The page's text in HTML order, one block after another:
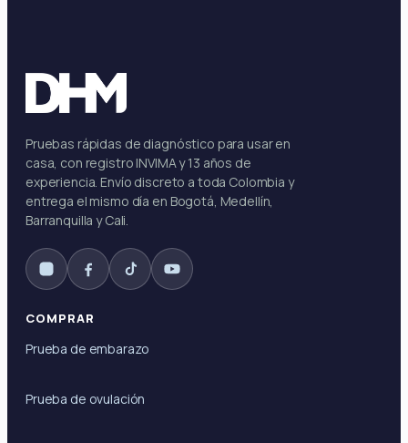
Pruebas rápidas de diagnóstico para usar en
casa, con registro INVIMA y 13 años de
experiencia. Envío discreto a toda Colombia y
entrega el mismo día en Bogotá, Medellín,
Barranquilla y Cali.
COMPRAR
Prueba de embarazo
Prueba de ovulación